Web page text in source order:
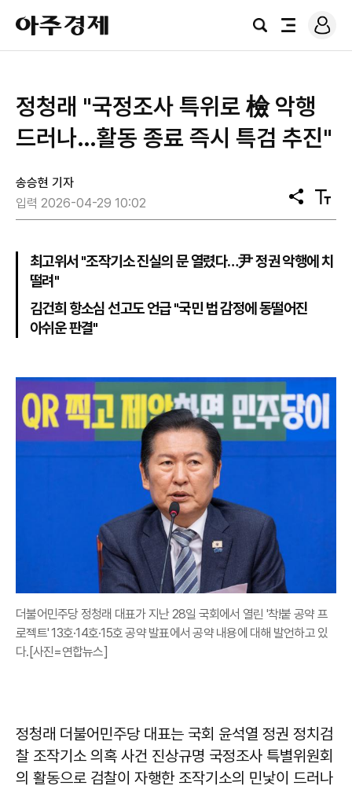
아
주
경
검
전
로
그
정청래 "국정조사 특위로 檢 악행
드러나…활동 종료 즉시 특검 추진"
송승현 기자
입력 2026-04-29 10:02
공
유
텍
스
기
최고위서 "조작기소 진실의 문 열렸다…尹 정권 악행에 치
떨려"
김건희 항소심 선고도 언급 "국민 법 감정에 동떨어진
아쉬운 판결"
더불어민주당 정청래 대표가 지난 28일 국회에서 열린 '착!붙 공약 프
로젝트' 13호·14호·15호 공약 발표에서 공약 내용에 대해 발언하고 있
다.[사진=연합뉴스]
정청래 더불어민주당 대표는 국회 윤석열 정권 정치검
찰 조작기소 의혹 사건 진상규명 국정조사 특별위원회
의 활동으로 검찰이 자행한 조작기소의 민낯이 드러나